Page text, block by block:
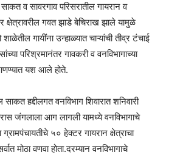
साकत व सावरगाव परिसरातील गायरान व
क्षेत्रावरील गवत झाडे बेचिराख झाले यामुळे
गायींना उन्हाळ्यात चाऱ्यांची तीव्र टंचाई
परिश्रमानंतर गावकरी व वनविभागाच्या
यश आले होते.
वनविभाग शिवारात शनिवारी
जंगलाला आग लागली यामध्ये वनविभागाचे
५० हेक्टर गायरान क्षेत्राचा
मोठा वणवा होता.दरम्यान वनविभागाचे